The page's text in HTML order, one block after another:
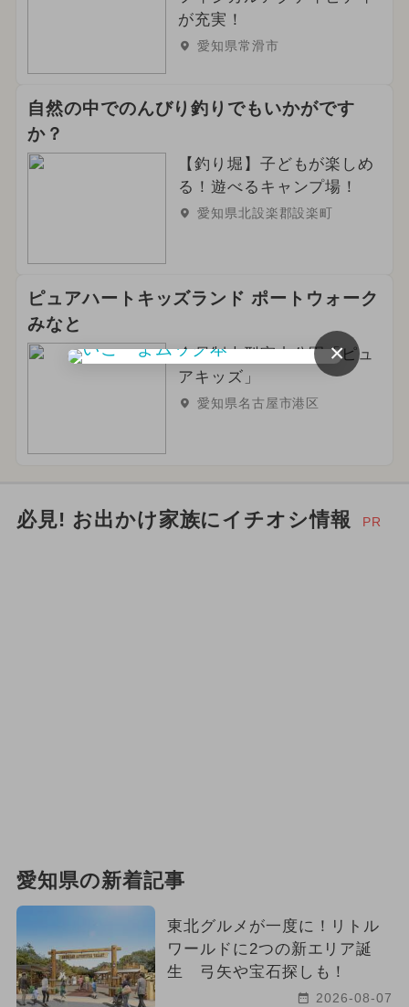
が充実！
愛知県常滑市
自然の中でのんびり釣りでもいかがです
か？
【釣り堀】子どもが楽しめ
る！遊べるキャンプ場！
愛知県北設楽郡設楽町
ピュアハートキッズランド ポートウォーク
みなと
会員制大型室内公園「ピュ
アキッズ」
愛知県名古屋市港区
必見! お出かけ家族にイチオシ情報 PR
愛知県の新着記事
東北グルメが一度に！リトル
ワールドに2つの新エリア誕
生 弓矢や宝石探しも！
2026-08-07
×